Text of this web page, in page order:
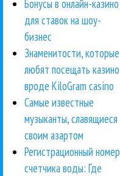
Бонусы в онлайн-казино
для ставок на шоу-
бизнес
Знаменитости, которые
любят посещать казино
вроде KiloGram casino
Самые известные
музыканты, славящиеся
своим азартом
Регистрационный номер
счетчика воды: Где